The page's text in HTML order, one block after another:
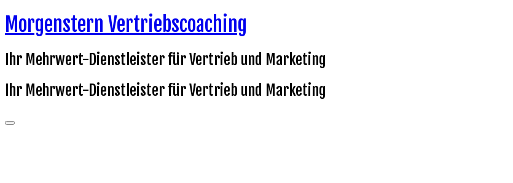
Morgenstern Vertriebscoaching
Ihr Mehrwert-Dienstleister für Vertrieb und Marketing
Ihr Mehrwert-Dienstleister für Vertrieb und Marketing